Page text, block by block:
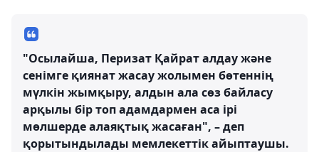
"Осылайша, Перизат Қайрат алдау және
сенімге қиянат жасау жолымен бөтеннің
мүлкін жымқыру, алдын ала сөз байласу
арқылы бір топ адамдармен аса ірі
мөлшерде алаяқтық жасаған", – деп
қорытындылады мемлекеттік айыптаушы.